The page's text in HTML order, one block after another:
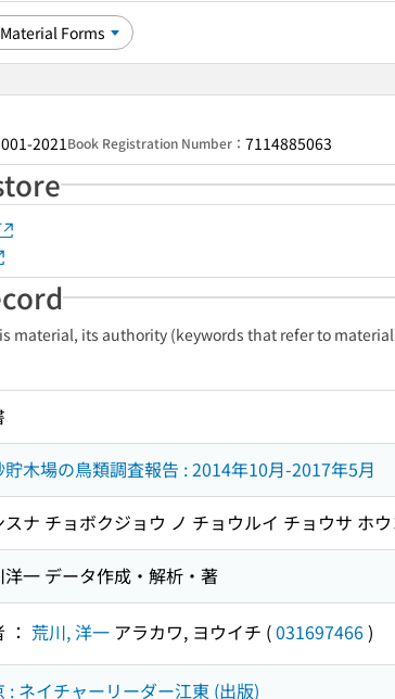
2021Book Registration Number： 7114885063
material, its authority (keywords that refer to
貯木場の鳥類調査報告 : 2014年10月-2017年5月
スナ チョボクジョウ ノ チョウルイ チョウサ ホ
洋一 データ作成・解析・著
： 荒川, 洋一 アラカワ, ヨウイチ (031697466)
: ネイチャーリーダー江東 (出版)